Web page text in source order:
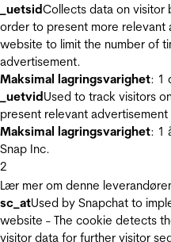
_uetsidCollects data on visitor
order to present more relevant
website to limit the number of
advertisement.
Maksimal lagringsvarighet: 1
_uetvidUsed to track visitors
present relevant
Maksimal lagringsvarighet: 1
Snap Inc.
2
Lær mer om denne
sc_atUsed by Snapchat to
website - The cookie detects
visitor data for further visitor